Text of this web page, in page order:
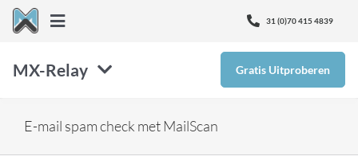
Ga
naar
Toggle
Over Ons
Nieuws
31 (0)70 415 4839
MX-Relay Gratis Uitproberen
E-mail spam check met MailScan